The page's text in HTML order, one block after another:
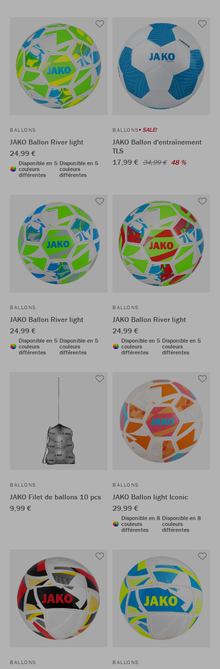
BALLONS
JAKO Ballon River light
24,99 €
Disponible en 5
couleurs
différentes
Disponible en 5
couleurs
différentes
BALLONS SALE!
JAKO Ballon d'entraînement
TLS
17,99 € 34,99 € 48 %
BALLONS
JAKO Ballon River light
24,99 €
Disponible en 5
couleurs
différentes
Disponible en 5
couleurs
différentes
BALLONS
JAKO Ballon River light
24,99 €
Disponible en 5
couleurs
différentes
Disponible en 5
couleurs
différentes
BALLONS
JAKO Filet de ballons 10 pcs
9,99 €
BALLONS
JAKO Ballon light Iconic
29,99 €
Disponible en 8
couleurs
différentes
Disponible en 8
couleurs
différentes
BALLONS BALLONS